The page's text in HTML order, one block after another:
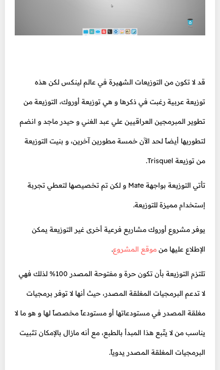
قد لا تكون من التوزيعات الشهيرة في عالم لينكس لكن هذه
توزيعة عربية رغبت في ذكرها و هي توزيعة أوروك، التوزيعة من
تطوير المبرمجين العراقيين علي عبد الغني و حيدر ماجد و انضم
لتطوريها أيضاً لحد الآن خمسة مطورين آخرين، و بنيت التوزيعة
من توزيعة Trisquel.
تأتي التوزيعة بواجهة Mate و لكن تم تخصيصها لتعطي تجربة
إستخدام مميزة للتوزيعة.
يوفر مشروع أوروك مشاريع فرعية أخرى غير التوزيعة يمكن
الإطلاع عليها من موقع المشروع.
تلتزم التوزيعة بأن تكون حرة و مفتوحة المصدر 100% لذلك فهي
لا تدعم البرمجيات المغلقة المصدر، حيث أنها لا توفر برمجيات
مغلقة المصدر في مستودعاتها أو مستودعاً مخصصاً لها و هو ما لا
يناسب من لا يتّبع هذا المبدأ بالطبع، مع أنه مازال بالإمكان تثبيت
البرمجيات المغلقة المصدر يدوياً.